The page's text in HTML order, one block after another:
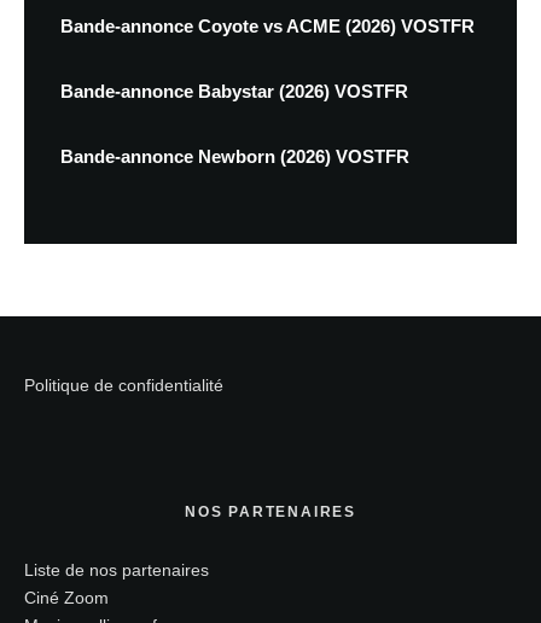
Bande-annonce Coyote vs ACME (2026) VOSTFR
Bande-annonce Babystar (2026) VOSTFR
Bande-annonce Newborn (2026) VOSTFR
Politique de confidentialité
NOS PARTENAIRES
Liste de nos partenaires
Ciné Zoom